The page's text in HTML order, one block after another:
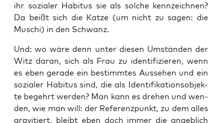
ihr sozia­ler Habi­tus sie als sol­che kenn­zeich­nen?
Da beißt sich die Kat­ze (um nicht zu sagen: die
Muschi) in den Schwanz.
Und: wo wäre denn unter die­sen Umstän­den der
Witz dar­an, sich als Frau zu iden­ti­fi­zie­ren, wenn
es eben gera­de ein bestimm­tes Aus­se­hen und ein
sozia­ler Habi­tus sind, die als Iden­ti­fi­ka­ti­ons­ob­jek­
te begehrt wer­den? Man kann es dre­hen und wen­
den, wie man will: der Refe­renz­punkt, zu dem alles
gra­vi­tiert, bleibt eben doch immer die angeb­lich